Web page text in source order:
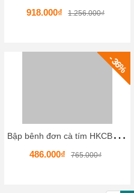
918.000₫ 1.256.000₫
- 36%
B
ập bênh đơn cà tím HKCBB4-5
486.000₫ 765.000₫